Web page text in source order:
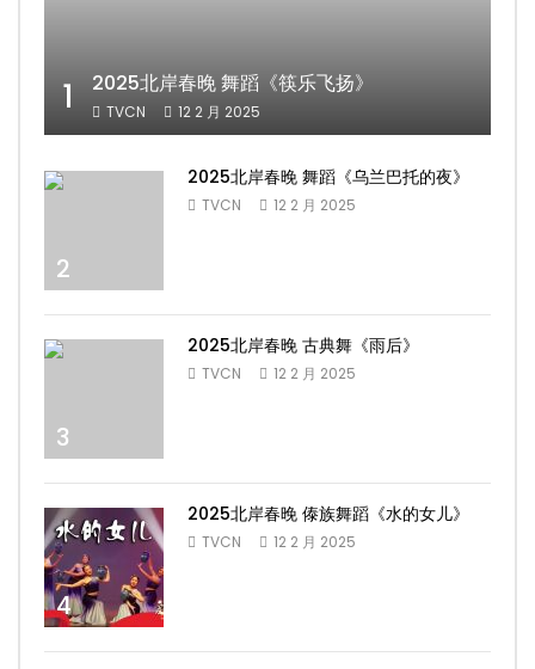
1 2025北岸春晚 舞蹈《筷乐飞扬》
TVCN 12 2 月 2025
2
2025北岸春晚 舞蹈《乌兰巴托的夜》
TVCN 12 2 月 2025
3
2025北岸春晚 古典舞《雨后》
TVCN 12 2 月 2025
4
2025北岸春晚 傣族舞蹈《水的女儿》
TVCN 12 2 月 2025